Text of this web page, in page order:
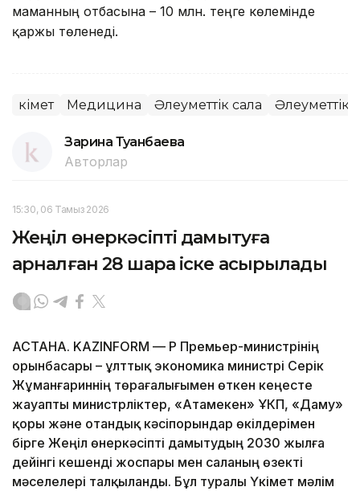
маманның отбасына – 10 млн. теңге көлемінде
қаржы төленеді.
Үкімет Медицина Әлеуметтік сала Әлеуметтік
Зарина Туғанбаева
Авторлар
15:30, 06 Тамыз 2026
Жеңіл өнеркәсіпті дамытуға
арналған 28 шара іске асырылады
АСТАНА. KAZINFORM — ҚР Премьер-министрінің
орынбасары – ұлттық экономика министрі Серік
Жұманғариннің төрағалығымен өткен кеңесте
жауапты министрліктер, «Атамекен» ҰКП, «Даму»
қоры және отандық кәсіпорындар өкілдерімен
бірге Жеңіл өнеркәсіпті дамытудың 2030 жылға
дейінгі кешенді жоспары мен саланың өзекті
мәселелері талқыланды. Бұл туралы Үкімет мәлім